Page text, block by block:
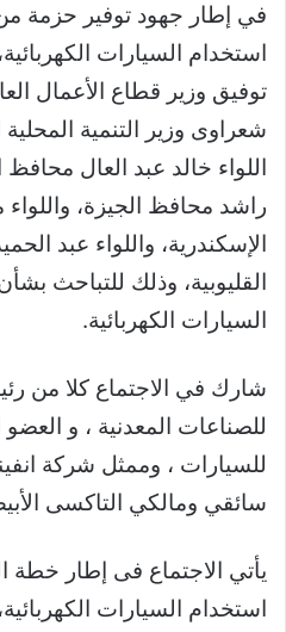
في إطار جهود توفير حزمة
استخدام السيارات
توفيق وزير قطاع الأعمال
شعراوى وزير التنمية
اللواء خالد عبد العال محافظ
راشد محافظ الجيزة،
الإسكندرية، واللواء عبد
القليوبية، وذلك للتباحث
السيارات الكهربائية.
شارك في الاجتماع كلا من
للصناعات المعدنية ، و
للسيارات ، وممثل شركة
سائقي ومالكي التاكسى
يأتي الاجتماع فى إطار خطة
استخدام السيارات